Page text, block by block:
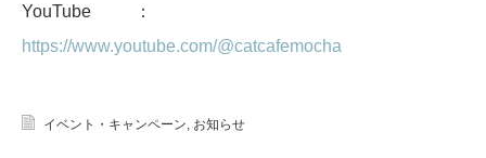
YouTube ：
https://www.youtube.com/@catcafemocha
イベント・キャンペーン, お知らせ